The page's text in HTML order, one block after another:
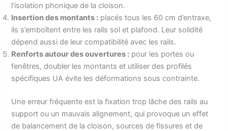
l’isolation phonique de la cloison.
Insertion des montants : placés tous les 60 cm d’entraxe,
ils s’emboîtent entre les rails sol et plafond. Leur solidité
dépend aussi de leur compatibilité avec les rails.
Renforts autour des ouvertures : pour les portes ou
fenêtres, doubler les montants et utiliser des profilés
spécifiques UA évite les déformations sous contrainte.
Une erreur fréquente est la fixation trop lâche des rails au
support ou un mauvais alignement, qui provoque un effet
de balancement de la cloison, sources de fissures et de